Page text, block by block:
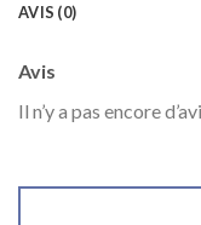
AVIS (0)
Avis
Il n’y a pas encore